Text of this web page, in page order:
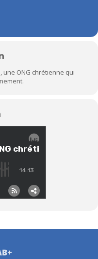
une ONG chrétienne qui